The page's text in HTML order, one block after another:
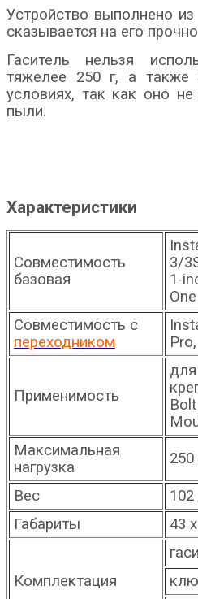
Устройство выполнено
сказывается на его
Гаситель нельзя
тяжелее 250 г, а
условиях, так как оно
пыли.
Характеристики
Совместимость
базовая
3/
1-
Совместимость с
переходником
Применимость
для
Максимальная
нагрузка
250
Вес
102
Габариты
43
Комплектация